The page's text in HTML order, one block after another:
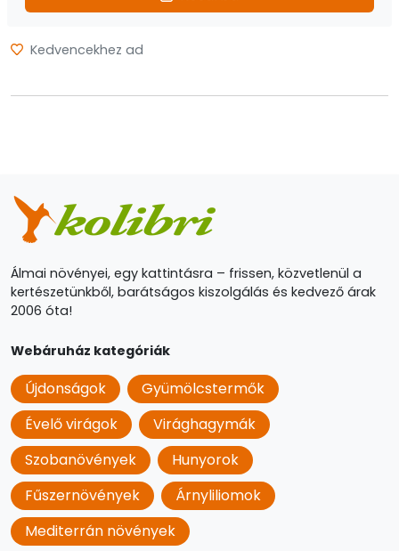
Kedvencekhez ad
Álmai növényei, egy kattintásra – frissen, közvetlenül a
kertészetünkből, barátságos kiszolgálás és kedvező árak
2006 óta!
Webáruház kategóriák
Újdonságok
Gyümölcstermők
Évelő virágok
Virághagymák
Szobanövények
Hunyorok
Fűszernövények
Árnyliliomok
Mediterrán növények